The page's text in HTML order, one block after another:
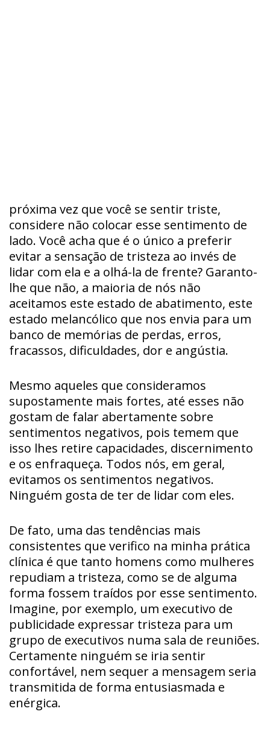
próxima vez que você se sentir triste,
considere não colocar esse sentimento de
lado. Você acha que é o único a preferir
evitar a sensação de tristeza ao invés de
lidar com ela e a olhá-la de frente? Garanto-
lhe que não, a maioria de nós não
aceitamos este estado de abatimento, este
estado melancólico que nos envia para um
banco de memórias de perdas, erros,
fracassos, dificuldades, dor e angústia.
Mesmo aqueles que consideramos
supostamente mais fortes, até esses não
gostam de falar abertamente sobre
sentimentos negativos, pois temem que
isso lhes retire capacidades, discernimento
e os enfraqueça. Todos nós, em geral,
evitamos os sentimentos negativos.
Ninguém gosta de ter de lidar com eles.
De fato, uma das tendências mais
consistentes que verifico na minha prática
clínica é que tanto homens como mulheres
repudiam a tristeza, como se de alguma
forma fossem traídos por esse sentimento.
Imagine, por exemplo, um executivo de
publicidade expressar tristeza para um
grupo de executivos numa sala de reuniões.
Certamente ninguém se iria sentir
confortável, nem sequer a mensagem seria
transmitida de forma entusiasmada e
enérgica.